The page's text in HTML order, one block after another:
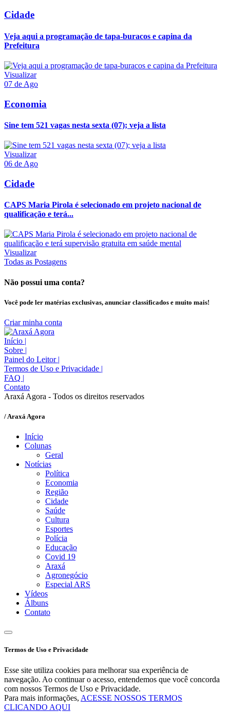
Cidade
Veja aqui a programação de tapa-buracos e capina da
Prefeitura
Visualizar
07 de Ago
Economia
Sine tem 521 vagas nesta sexta (07); veja a lista
Visualizar
06 de Ago
Cidade
CAPS Maria Pirola é selecionado em projeto nacional de
qualificação e terá...
Visualizar
Todas as Postagens
Não possui uma conta?
Você pode ler matérias exclusivas, anunciar classificados e muito mais!
Criar minha conta
Início |
Sobre |
Painel do Leitor |
Termos de Uso e Privacidade |
FAQ |
Contato
Araxá Agora - Todos os direitos reservados
/ Araxá Agora
Início
Colunas
Geral
Notícias
Política
Economia
Região
Cidade
Saúde
Cultura
Esportes
Polícia
Educação
Covid 19
Araxá
Agronegócio
Especial ARS
Vídeos
Álbuns
Contato
Termos de Uso e Privacidade
Esse site utiliza cookies para melhorar sua experiência de
navegação. Ao continuar o acesso, entendemos que você concorda
com nossos Termos de Uso e Privacidade.
Para mais informações, ACESSE NOSSOS TERMOS
CLICANDO AQUI